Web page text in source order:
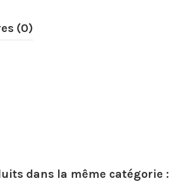
(0)
dans la même catégorie :